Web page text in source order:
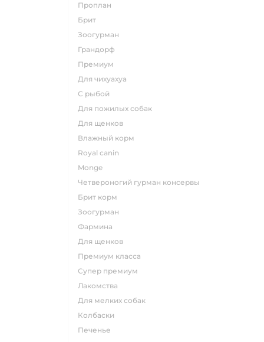
проплан
брит
зоогурман
грандорф
премиум
для чихуахуа
с рыбой
для пожилых собак
для щенков
влажный корм
royal canin
monge
четвероногий гурман консервы
брит корм
зоогурман
фармина
для щенков
премиум класса
супер премиум
лакомства
для мелких собак
колбаски
печенье